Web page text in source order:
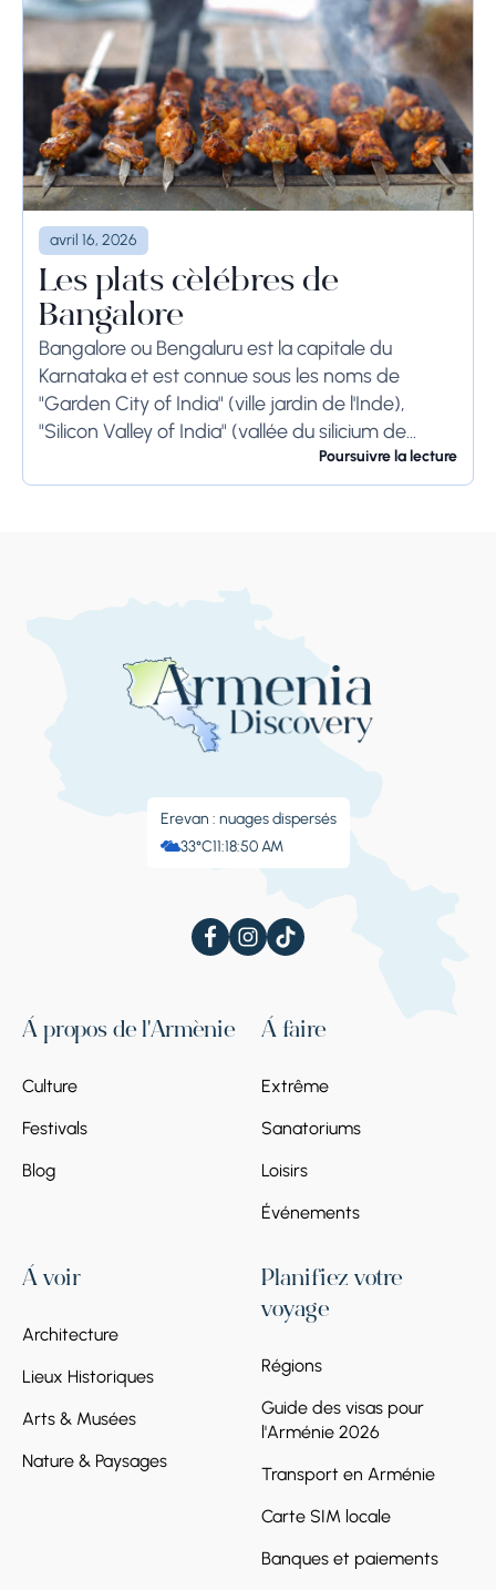
avril 16, 2026
Les plats célèbres de
Bangalore
Bangalore ou Bengaluru est la capitale du
Karnataka et est connue sous les noms de
"Garden City of India" (ville jardin de l'Inde),
"Silicon Valley of India" (vallée du silicium de
Poursuivre la lecture
Erevan : nuages ​​dispersés
33°C11:18:51 AM
À propos de l'Arménie
Culture
Festivals
Blog
À faire
Extrême
Sanatoriums
Loisirs
Événements
À voir
Architecture
Lieux Historiques
Arts & Musées
Nature & Paysages
Planifiez votre
voyage
Régions
Guide des visas pour
l'Arménie 2026
Transport en Arménie
Carte SIM locale
Banques et paiements